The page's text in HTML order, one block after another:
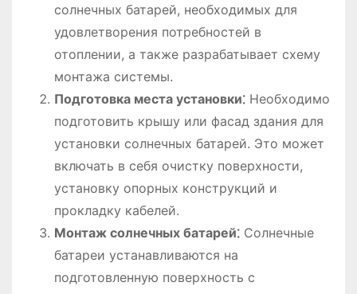
солнечных батарей, необходимых для
удовлетворения потребностей в
отоплении, а также разрабатывает схему
монтажа системы.
Подготовка места установки⁚Необходимо
подготовить крышу или фасад здания для
установки солнечных батарей. Это может
включать в себя очистку поверхности,
установку опорных конструкций и
прокладку кабелей.
Монтаж солнечных батарей⁚Солнечные
батареи устанавливаются на
подготовленную поверхность с